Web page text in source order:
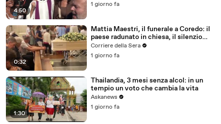
4:50
1 giorno fa
0:32
Mattia Maestri, il funerale a Coredo: il
paese radunato in chiesa, il silenzio
della famiglia, gli abbracci
Corriere della Sera
1 giorno fa
1:30
Thailandia, 3 mesi senza alcol: in un
tempio un voto che cambia la vita
Askanews
1 giorno fa